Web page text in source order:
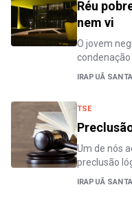
Réu
nem vi
O jovem
IRAPUÃ
TSE
Um de nós
preclusão
IRAPUÃ